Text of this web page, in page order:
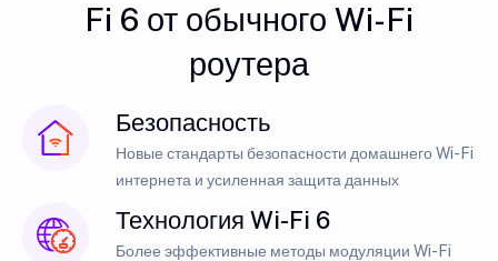
Fi 6 от обычного Wi-Fi
роутера
Безопасность
Новые стандарты безопасности домашнего Wi-Fi
интернета и усиленная защита данных
Технология Wi-Fi 6
Более эффективные методы модуляции Wi-Fi